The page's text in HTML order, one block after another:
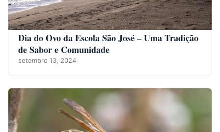
Dia do Ovo da Escola São José – Uma Tradição
de Sabor e Comunidade
setembro 13, 2024